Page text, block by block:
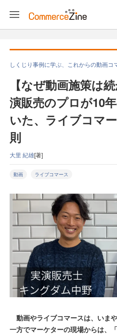
しくじり事例に学ぶ、これからの動画コ
【なぜ動画施策は
演販売のプロが10
いた、ライブコマ
則
大里 紀雄[著]
動画 ライブコマース
動画やライブコマースは、いま
一方でマーケターの現場からは、